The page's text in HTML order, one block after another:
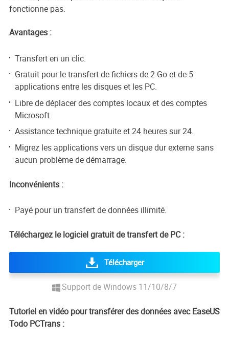
fonctionne pas.
Avantages :
Transfert en un clic.
Gratuit pour le transfert de fichiers de 2 Go et de 5
applications entre les disques et les PC.
Libre de déplacer des comptes locaux et des comptes
Microsoft.
Assistance technique gratuite et 24 heures sur 24.
Migrez les applications vers un disque dur externe sans
aucun problème de démarrage.
Inconvénients :
Payé pour un transfert de données illimité.
Téléchargez le logiciel gratuit de transfert de PC :
Télécharger
Support de Windows 11/10/8/7
Tutoriel en vidéo pour transférer des données avec EaseUS
Todo PCTrans :